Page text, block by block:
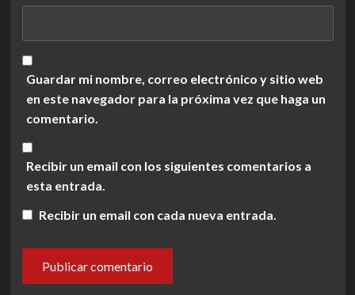
Guardar mi nombre, correo electrónico y sitio web
en este navegador para la próxima vez que haga un
comentario.
Recibir un email con los siguientes comentarios a
esta entrada.
Recibir un email con cada nueva entrada.